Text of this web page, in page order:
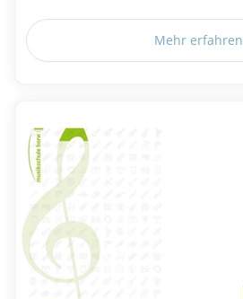
Mehr erfahren